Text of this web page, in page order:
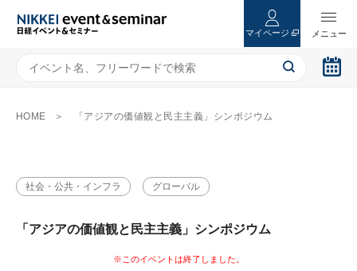
マイページ
HOME 「アジアの価値観と民主主義」シンポジウム
社会・公共・インフラ グローバル
「アジアの価値観と民主主義」シンポジウム